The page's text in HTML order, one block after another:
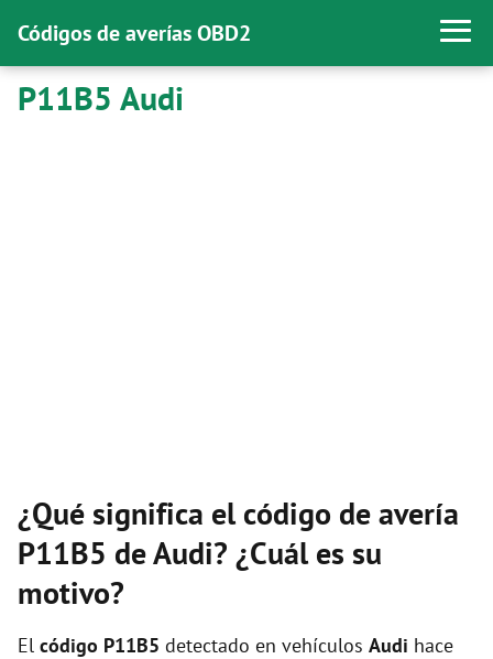
Códigos de averías OBD2
P11B5 Audi
¿Qué significa el código de avería
P11B5 de Audi? ¿Cuál es su
motivo?
El código P11B5 detectado en vehículos Audi hace